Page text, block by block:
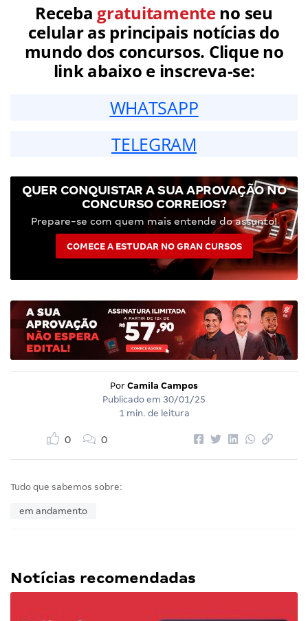
Receba gratuitamenteno seu
celular as principais notícias do
mundo dos concursos. Clique no
link abaixo e inscreva-se:
WHATSAPP
TELEGRAM
QUER CONQUISTAR A SUA APROVAÇÃO NO
CONCURSO CORREIOS?
Prepare-se com quem mais entende do assunto!
COMECE A ESTUDAR NO GRAN CURSOS
Por Camila Campos
Publicado em 30/01/25
1 min. de leitura
0 0
Tudo que sabemos sobre:
em andamento
Notícias recomendadas